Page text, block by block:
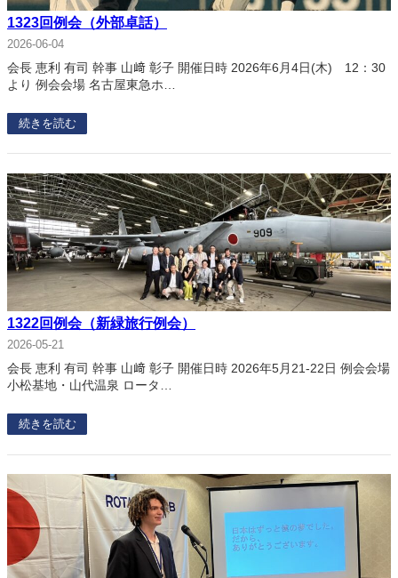
1323回例会（外部卓話）
2026-06-04
会長 恵利 有司 幹事 山﨑 彰子 開催日時 2026年6月4日(木) 12：30
より 例会会場 名古屋東急ホ…
続きを読む
1322回例会（新緑旅行例会）
2026-05-21
会長 恵利 有司 幹事 山﨑 彰子 開催日時 2026年5月21-22日 例会会場
小松基地・山代温泉 ロータ…
続きを読む